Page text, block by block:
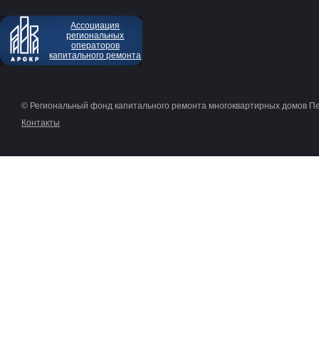
Ассоциация
региональных
операторов
капитального ремонта
© Региональный фонд капитального ремонта многоквартирных домов
Контакты